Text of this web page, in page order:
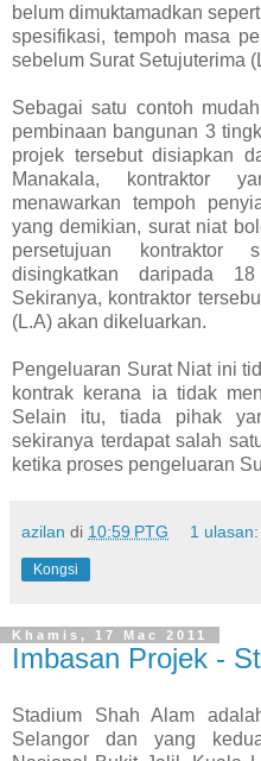
belum dimuktamadkan
spesifikasi, tempoh masa
sebelum Surat Setujuterima
Sebagai satu contoh
pembinaan bangunan 3
projek tersebut disiapkan
Manakala, kontraktor
menawarkan tempoh
yang demikian, surat niat
persetujuan kontraktor
disingkatkan daripada
Sekiranya, kontraktor
(L.A) akan dikeluarkan.
Pengeluaran Surat Niat ini
kontrak kerana ia tidak
Selain itu, tiada pihak
sekiranya terdapat salah
ketika proses pengeluaran
azilan di 10:59 PTG 1 ulasan:
Kongsi
Khamis, 17 Mac 2011
Imbasan Projek -
Stadium Shah Alam
Selangor dan yang